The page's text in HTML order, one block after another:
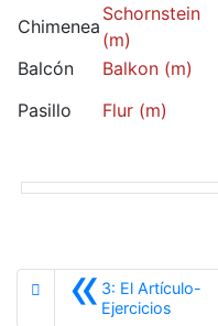
Chimenea
Schornstein
(m)
Balcón
Balkon (m)
Pasillo
Flur (m)
«3: El Artículo-
Ejercicios